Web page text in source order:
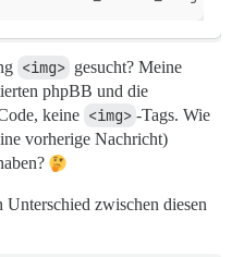
<img> gesucht? Meine
phpBB und die
keine <img> -Tags. Wie
vorherige Nachricht)
zwischen diesen